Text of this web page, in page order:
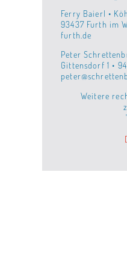
Ferry Baierl •
93437 Furth im
furth.de
Peter
Gittensdorf 1 •
Weitere